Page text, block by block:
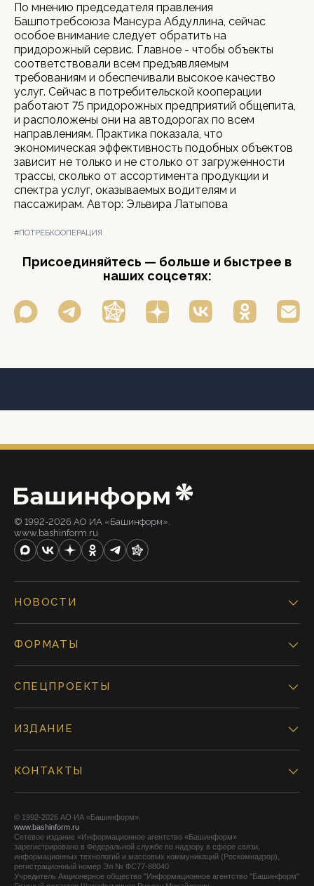
По мнению председателя правления
Башпотребсоюза Мансура Абдуллина, сейчас
особое внимание следует обратить на
придорожный сервис. Главное - чтобы объекты
соответствовали всем предъявляемым
требованиям и обеспечивали высокое качество
услуг. Сейчас в потребительской кооперации
работают 75 придорожных предприятий общепита,
и расположены они на автодорогах по всем
направлениям. Практика показала, что
экономическая эффективность подобных объектов
зависит не только и не столько от загруженности
трассы, сколько от ассортимента продукции и
спектра услуг, оказываемых водителям и
пассажирам. Автор: Эльвира Латыпова
#ПОТРЕБКООПЕРАЦИЯ
Присоединяйтесь — больше и быстрее в
наших соцсетях:
© 1992-2026 АО ИА «Башинформ».
www.bashinform.ru
НОВОСТИ
ФОРМАТЫ
СПЕЦПРОЕКТЫ
ИЗДАНИЕ
КОНТАКТЫ
© 1992-2026 АО ИА «Башинформ».
www.bashinform.ru
Сетевое издание «Информационное агентство «Башинформ»
зарегистрировано в Федеральной службе по надзору в сфере связи,
информационных технологий и массовых коммуникаций (Роскомнадзор),
регистрационный номер Эл № ФС77-88040
Учредитель Акционерное общество "Информационное агентство "Башинформ"